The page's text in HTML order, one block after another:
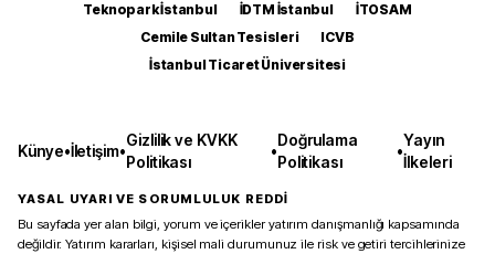
Teknopark İstanbul
İDTM İstanbul
İTOSAM
Cemile Sultan Tesisleri
ICVB
İstanbul Ticaret Üniversitesi
Künye•İletişim•
Gizlilik ve KVKK
Politikası
•
Doğrulama
Politikası
•
Yayın
İlkeleri
YASAL UYARI VE SORUMLULUK REDDİ
Bu sayfada yer alan bilgi, yorum ve içerikler yatırım danışmanlığı kapsamında
değildir. Yatırım kararları, kişisel mali durumunuz ile risk ve getiri tercihlerinize